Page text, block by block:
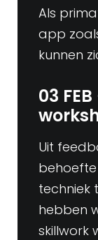
Als
app
kunnen
03
Uit
techniek
hebben
skillwork